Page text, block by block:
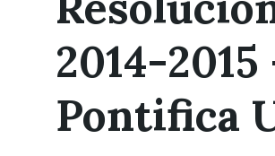
2014-
Pontifica